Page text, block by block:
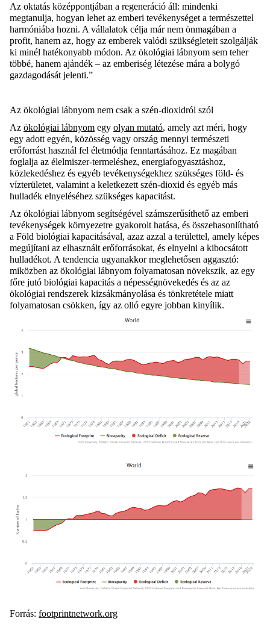
Az oktatás középpontjában a regeneráció áll: mindenki
megtanulja, hogyan lehet az emberi tevékenységet a természettel
harmóniába hozni. A vállalatok célja már nem önmagában a
profit, hanem az, hogy az emberek valódi szükségleteit szolgálják
ki minél hatékonyabb módon. Az ökológiai lábnyom sem teher
többé, hanem ajándék – az emberiség létezése mára a bolygó
gazdagodását jelenti.”
Az ökológiai lábnyom nem csak a szén-dioxidról szól
Az ökológiai lábnyom egy olyan mutató, amely azt méri, hogy
egy adott egyén, közösség vagy ország mennyi természeti
erőforrást használ fel életmódja fenntartásához. Ez magában
foglalja az élelmiszer-termeléshez, energiafogyasztáshoz,
közlekedéshez és egyéb tevékenységekhez szükséges föld- és
vízterületet, valamint a keletkezett szén-dioxid és egyéb más
hulladék elnyeléséhez szükséges kapacitást.
Az ökológiai lábnyom segítségével számszerűsíthető az emberi
tevékenységek környezetre gyakorolt hatása, és összehasonlítható
a Föld biológiai kapacitásával, azaz azzal a területtel, amely képes
megújítani az elhasznált erőforrásokat, és elnyelni a kibocsátott
hulladékot. A tendencia ugyanakkor meglehetősen aggasztó:
miközben az ökológiai lábnyom folyamatosan növekszik, az egy
főre jutó biológiai kapacitás a népességnövekedés és az az
ökológiai rendszerek kizsákmányolása és tönkretétele miatt
folyamatosan csökken, így az olló egyre jobban kinyílik.
Forrás: footprintnetwork.org